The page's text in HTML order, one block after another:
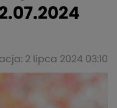
2 lipca 2024 03:10